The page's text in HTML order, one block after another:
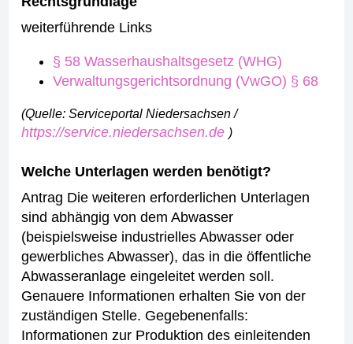
weiterführende Links
§ 58 Wasserhaushaltsgesetz (WHG)
Verwaltungsgerichtsordnung (VwGO) § 68
(Quelle: Serviceportal Niedersachsen /
https://service.niedersachsen.de )
Welche Unterlagen werden benötigt?
Antrag Die weiteren erforderlichen Unterlagen
sind abhängig von dem Abwasser
(beispielsweise industrielles Abwasser oder
gewerbliches Abwasser), das in die öffentliche
Abwasseranlage eingeleitet werden soll.
Genauere Informationen erhalten Sie von der
zuständigen Stelle. Gegebenenfalls:
Informationen zur Produktion des einleitenden